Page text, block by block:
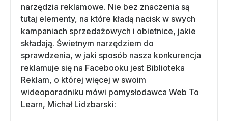
narzędzia reklamowe. Nie bez znaczenia są
tutaj elementy, na które kładą nacisk w swych
kampaniach sprzedażowych i obietnice, jakie
składają. Świetnym narzędziem do
sprawdzenia, w jaki sposób nasza konkurencja
reklamuje się na Facebooku jest Biblioteka
Reklam, o której więcej w swoim
wideoporadniku mówi pomysłodawca Web To
Learn, Michał Lidzbarski: